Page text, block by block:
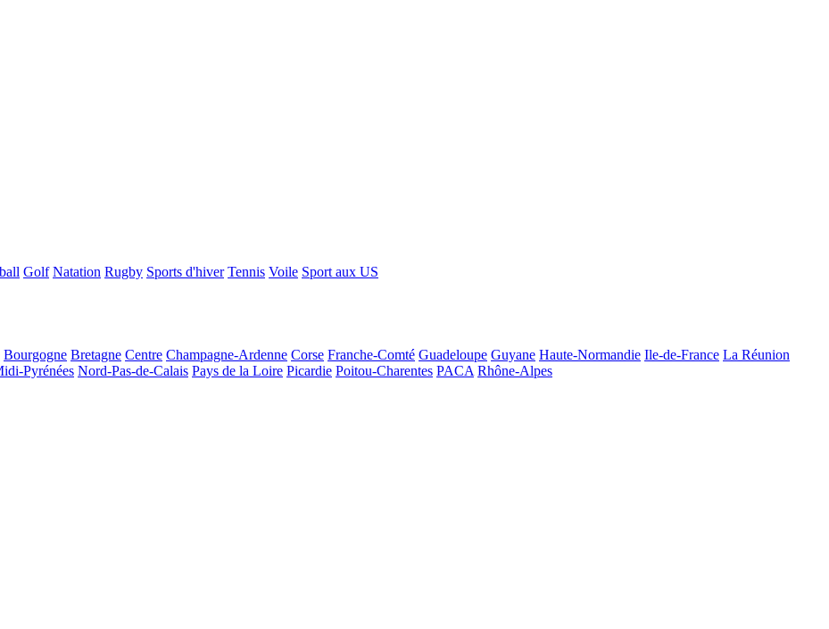
Golf Natation Rugby Sports d'hiver Tennis Voile Sport aux US
Bourgogne Bretagne Centre Champagne-Ardenne Corse Franche-Comté Guadeloupe Guyane Haute-Normandie Ile-de-France La Réunion
Pyrénées Nord-Pas-de-Calais Pays de la Loire Picardie Poitou-Charentes PACA Rhône-Alpes